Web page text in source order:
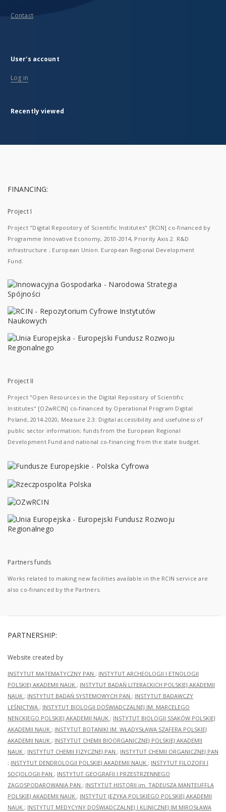
Contact
User's account
Log in
Recently viewed
FINANCING:
Project I
Project "Digital Repository of Scientific Institutes" [RCIN] co-financed by
Programme Innovative Economy, 2010-2014, Priority Axis 2. R&D
infrastructure ; European Union. European Regional Development
Fund.
Project II
Project "Open Resources in the Digital Repository of Scientific
Institutes" [OZwRCIN] co-financed by Operational Program Digital
Poland, 2014-2020, Measure 2.3: Digital accessibility and usefulness of
public sector information; funds from the European Regional
Development Fund and national co-financing from the state budget.
Partners funds
Works related to making new facilities available in the RCIN service are
also co-financed by the Partners.
PARTNERSHIP:
Website created by
INSTYTUT MATEMATYCZNY PAN ; INSTYTUT ARCHEOLOGII I ETNOLOGII
POLSKIEJ AKADEMII NAUK ; INSTYTUT BADAŃ LITERACKICH POLSKIEJ AKADEMII
NAUK ; INSTYTUT BADAŃ SYSTEMOWYCH PAN ; INSTYTUT BADAWCZY
LEŚNICTWA ; INSTYTUT BIOLOGII DOŚWIADCZALNEJ IM. MARCELEGO
NENCKIEGO POLSKIEJ AKADEMII NAUK ; INSTYTUT BIOLOGII SSAKÓW POLSKIEJ
AKADEMII NAUK ; INSTYTUT BOTANIKI IM. WŁADYSŁAWA SZAFERA POLSKIEJ
AKADEMII NAUK ; INSTYTUT CHEMII BIOORGANICZNEJ POLSKIEJ AKADEMII
NAUK ; INSTYTUT CHEMII FIZYCZNEJ PAN ; INSTYTUT CHEMII ORGANICZNEJ PAN
; INSTYTUT DENDROLOGII POLSKIEJ AKADEMII NAUK ; INSTYTUT FILOZOFII I
SOCJOLOGII PAN ; INSTYTUT GEOGRAFII I PRZESTRZENNEGO
ZAGOSPODAROWANIA PAN ; INSTYTUT HISTORII im. TADEUSZA MANTEUFFLA
POLSKIEJ AKADEMII NAUK ; INSTYTUT JĘZYKA POLSKIEGO POLSKIEJ AKADEMII
NAUK ; INSTYTUT MEDYCYNY DOŚWIADCZALNEJ I KLINICZNEJ IM.MIROSŁAWA